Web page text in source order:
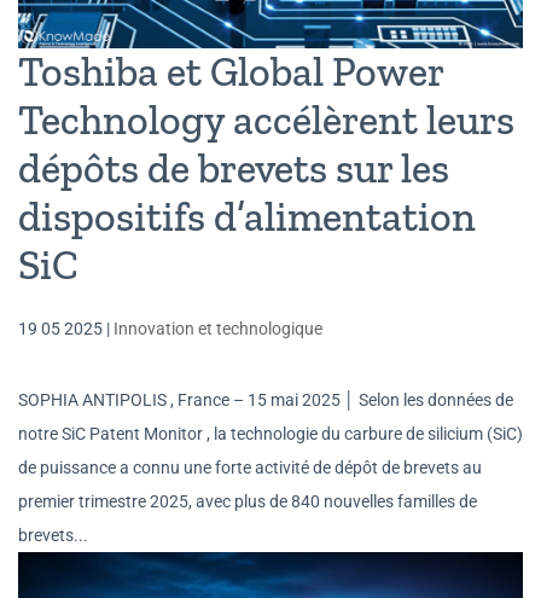
Toshiba et Global Power
Technology accélèrent leurs
dépôts de brevets sur les
dispositifs d’alimentation
SiC
19 05 2025 | Innovation et technologique
SOPHIA ANTIPOLIS , France – 15 mai 2025 │ Selon les données de
notre SiC Patent Monitor , la technologie du carbure de silicium (SiC)
de puissance a connu une forte activité de dépôt de brevets au
premier trimestre 2025, avec plus de 840 nouvelles familles de
brevets...